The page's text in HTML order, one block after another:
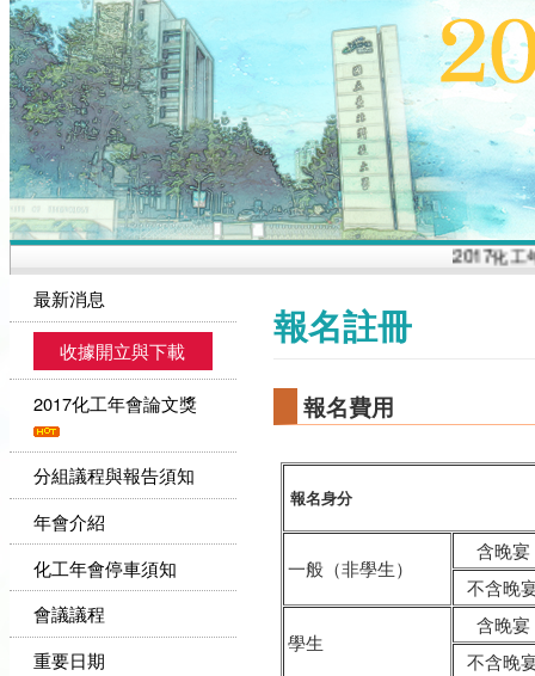
2017化工
最新消息
收據開立與下載
2017化工年會論文獎
分組議程與報告須知
年會介紹
化工年會停車須知
會議議程
重要日期
報名註冊
報名費用
報名身分
一般（非學生）
含晚宴
不含晚
學生
含晚宴
不含晚